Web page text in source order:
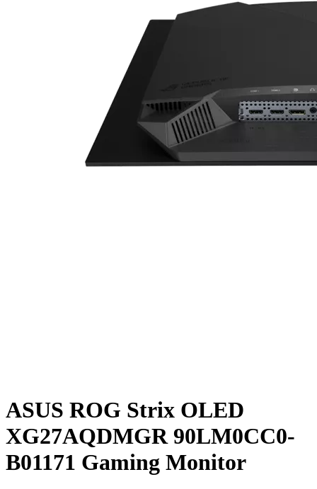
ASUS ROG Strix OLED
XG27AQDMGR 90LM0CC0-
B01171 Gaming Monitor